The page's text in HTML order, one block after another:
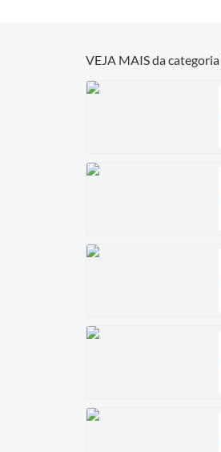
VEJA MAIS da categoria